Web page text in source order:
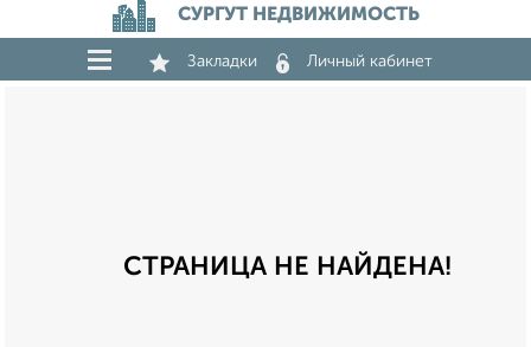
СУРГУТ НЕДВИЖИМОСТЬ
Закладки Личный кабинет
СТРАНИЦА НЕ НАЙДЕНА!